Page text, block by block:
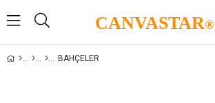
CANVASTAR®
BAHÇELER